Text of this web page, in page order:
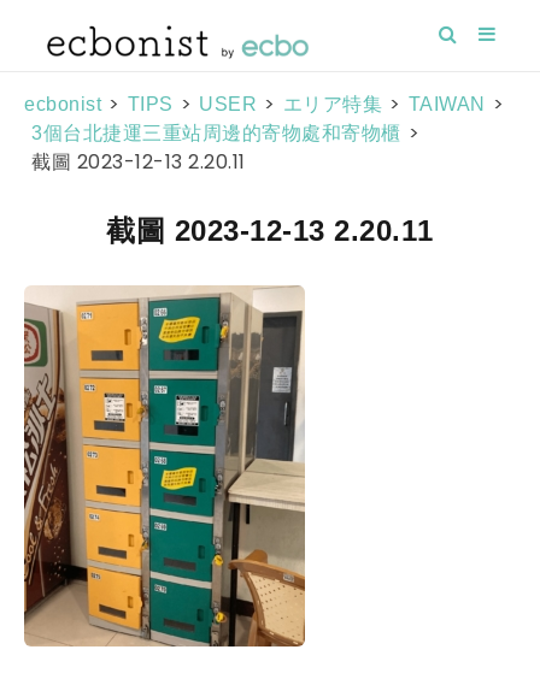
ecbonist > TIPS > USER > エリア特集 > TAIWAN >
3個台北捷運三重站周邊的寄物處和寄物櫃 >
截圖 2023-12-13 2.20.11
截圖 2023-12-13 2.20.11